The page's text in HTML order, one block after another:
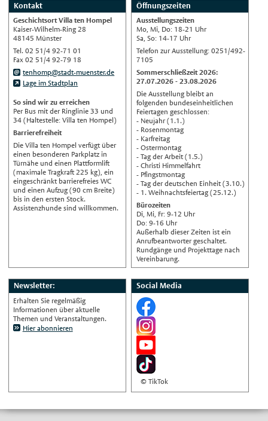
Nederlands
English
Українська
Türkçe
اللغة العربية
Français
Español
Polski
Русский
中文
Automatische Übersetzung, ohne
Gewähr auf Richtigkeit.
Kontakt
Geschichtsort Villa ten Hompel
Kaiser-Wilhelm-Ring 28
48145 Münster
Tel. 02 51/4 92-71 01
Fax 02 51/4 92-79 18
tenhomp@stadt-muenster.de
Lage im Stadtplan
So sind wir zu erreichen
Per Bus mit der Ringlinie 33 und
34 (Haltestelle: Villa ten Hompel)
Barrierefreiheit
Die Villa ten Hompel verfügt über
einen besonderen Parkplatz in
Türnähe und einen Plattformlift
(maximale Tragkraft 225 kg), ein
eingeschränkt barrierefreies WC
und einen Aufzug (90 cm Breite)
bis in den ersten Stock.
Assistenzhunde sind willkommen.
Öffnungszeiten
Ausstellungszeiten
Mo, Mi, Do: 18-21 Uhr
Sa, So: 14-17 Uhr
Telefon zur Ausstellung: 0251/492-
7105
Sommerschließzeit 2026:
27.07.2026 - 23.08.2026
Die Ausstellung bleibt an
folgenden bundeseinheitlichen
Feiertagen geschlossen:
- Neujahr (1.1.)
- Rosenmontag
- Karfreitag
- Ostermontag
- Tag der Arbeit (1.5.)
- Christi Himmelfahrt
- Pfingstmontag
- Tag der deutschen Einheit (3.10.)
- 1. Weihnachtsfeiertag (25.12.)
Bürozeiten
Di, Mi, Fr: 9-12 Uhr
Do: 9-16 Uhr
Außerhalb dieser Zeiten ist ein
Anrufbeantworter geschaltet.
Rundgänge und Projekttage nach
Vereinbarung.
Newsletter:
Erhalten Sie regelmäßig
Informationen über aktuelle
Themen und Veranstaltungen.
Hier abonnieren
Social Media
© TikTok